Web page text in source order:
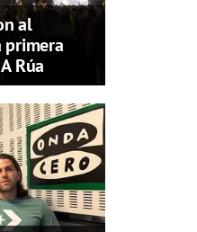
al
primera
Rúa